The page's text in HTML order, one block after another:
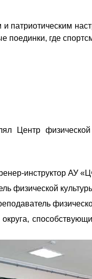
где
Центр
АУ
физической